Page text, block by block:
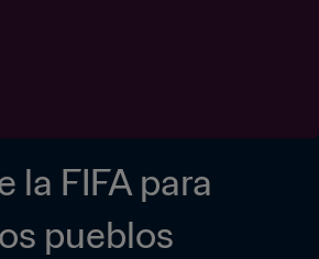
la FIFA para
pueblos